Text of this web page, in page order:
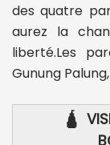
des quatre
aurez la
liberté.Les
Gunung
🛕